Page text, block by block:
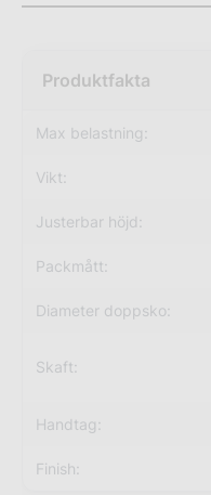
Max belastning:
Vikt:
Justerbar höjd:
Packmått:
Diameter doppsko:
Skaft:
Handtag:
Finish: